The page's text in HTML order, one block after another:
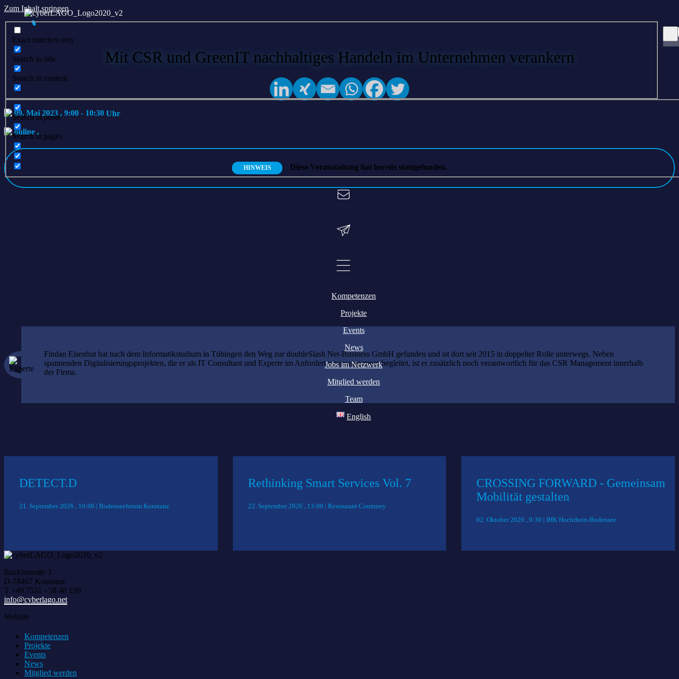
Zum Inhalt springen
Exact matches only
Search in title
Search in content
Search in posts
Search in pages
Kompetenzen
Projekte
Events
News
Jobs im Netzwerk
Mitglied werden
Team
English
Mit CSR und GreenIT nachhaltiges Handeln im Unternehmen verankern
09. Mai 2023 , 9:00 - 10:30
online,
HINWEIS Diese Veranstaltung hat bereits stattgefunden.
Findan Eisenhut hat nach dem Informatikstudium in Tübingen den Weg zur doubleSlash Net-Business GmbH gefunden und ist dort seit 2015 in doppelter Rolle unterwegs. Neben
spannenden Digitalisierungsprojekten, die er als IT Consultant und Experte im Anforderungsmanagement begleitet, ist er zusätzlich noch verantwortlich für das CSR Management innerhalb
der Firma.
DETECT.D
21. September 2026 , 10:00 | Bodenseeforum Konstanz
Rethinking Smart Services Vol. 7
22. September 2026 , 13:00 | Restaurant Comturey
CROSSING FORWARD - Gemeinsam
Mobilität gestalten
02. Oktober 2026 , 9:30 | IHK Hochrhein-Bodensee
Bücklestraße 3
D-78467 Konstanz
T +49 7531 - 58 48 190
info@cyberlago.net
Website
Kompetenzen
Projekte
Events
News
Mitglied werden